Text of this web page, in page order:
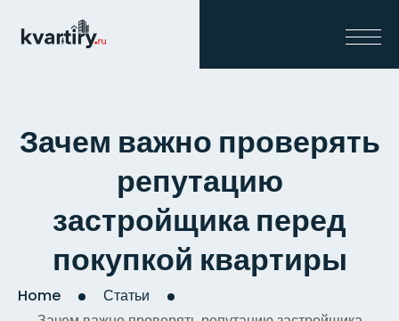
Зачем важно проверять
репутацию
застройщика перед
покупкой квартиры
Home
Статьи